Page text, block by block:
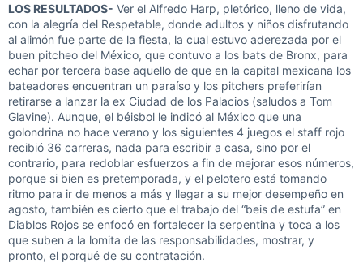
LOS RESULTADOS- Ver el Alfredo Harp, pletórico, lleno de vida,
con la alegría del Respetable, donde adultos y niños disfrutando
al alimón fue parte de la fiesta, la cual estuvo aderezada por el
buen pitcheo del México, que contuvo a los bats de Bronx, para
echar por tercera base aquello de que en la capital mexicana los
bateadores encuentran un paraíso y los pitchers preferirían
retirarse a lanzar la ex Ciudad de los Palacios (saludos a Tom
Glavine). Aunque, el béisbol le indicó al México que una
golondrina no hace verano y los siguientes 4 juegos el staff rojo
recibió 36 carreras, nada para escribir a casa, sino por el
contrario, para redoblar esfuerzos a fin de mejorar esos números,
porque si bien es pretemporada, y el pelotero está tomando
ritmo para ir de menos a más y llegar a su mejor desempeño en
agosto, también es cierto que el trabajo del “beis de estufa” en
Diablos Rojos se enfocó en fortalecer la serpentina y toca a los
que suben a la lomita de las responsabilidades, mostrar, y
pronto, el porqué de su contratación.